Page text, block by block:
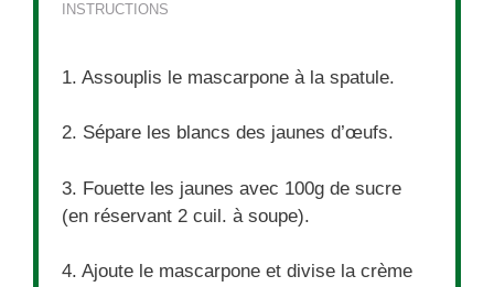
INSTRUCTIONS
1. Assouplis le mascarpone à la spatule.
2. Sépare les blancs des jaunes d’œufs.
3. Fouette les jaunes avec 100g de sucre
(en réservant 2 cuil. à soupe).
4. Ajoute le mascarpone et divise la crème